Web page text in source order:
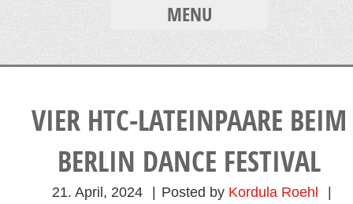
MENU
VIER HTC-LATEINPAARE BEIM
BERLIN DANCE FESTIVAL
21. April, 2024 Posted by Kordula Roehl